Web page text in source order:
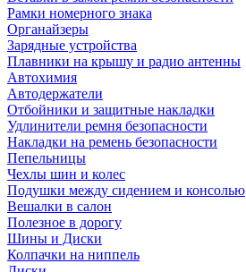
Рамки номерного знака
Органайзеры
Зарядные устройства
Плавники на крышу и радио антенны
Автохимия
Автодержатели
Отбойники и защитные накладки
Удлинители ремня безопасности
Накладки на ремень безопасности
Пепельницы
Чехлы шин и колес
Подушки между сидением и консолью
Вешалки в салон
Полезное в дорогу
Шины и Диски
Колпачки на ниппель